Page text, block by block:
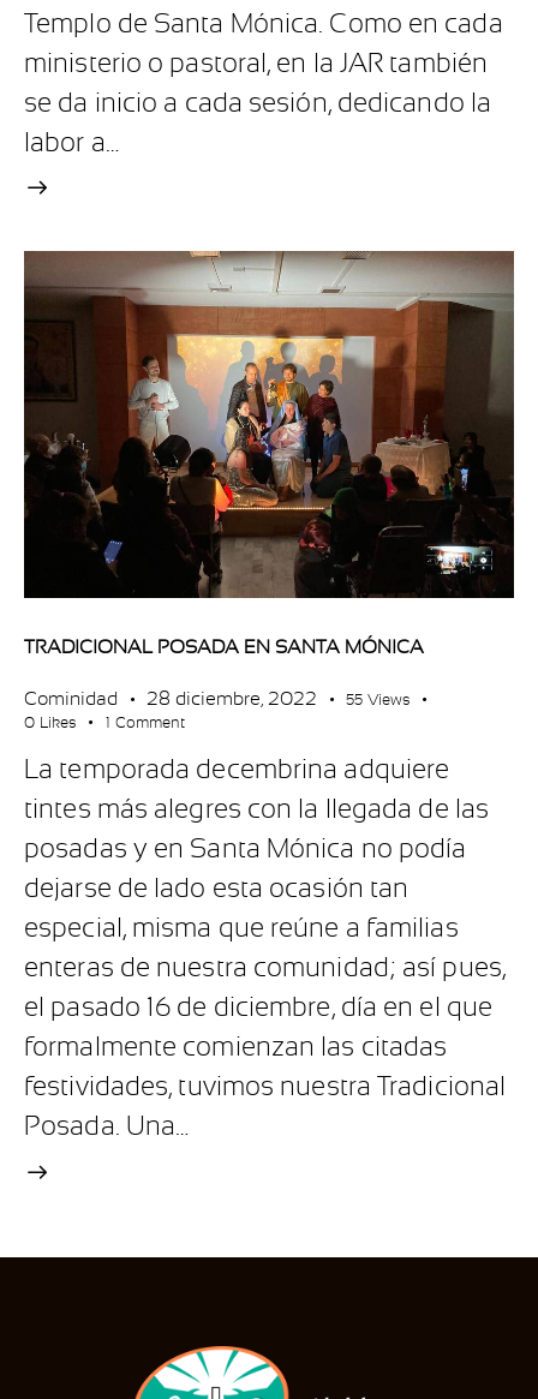
Templo de Santa Mónica. Como en cada
ministerio o pastoral, en la JAR también
se da inicio a cada sesión, dedicando la
labor a…
TRADICIONAL POSADA EN SANTA MÓNICA
Cominidad 28 diciembre, 2022 55 Views
0 Likes 1 Comment
La temporada decembrina adquiere
tintes más alegres con la llegada de las
posadas y en Santa Mónica no podía
dejarse de lado esta ocasión tan
especial, misma que reúne a familias
enteras de nuestra comunidad; así pues,
el pasado 16 de diciembre, día en el que
formalmente comienzan las citadas
festividades, tuvimos nuestra Tradicional
Posada. Una…